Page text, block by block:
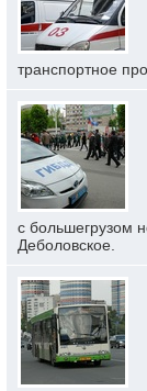
транспортное
с большегрузом
Деболовское.